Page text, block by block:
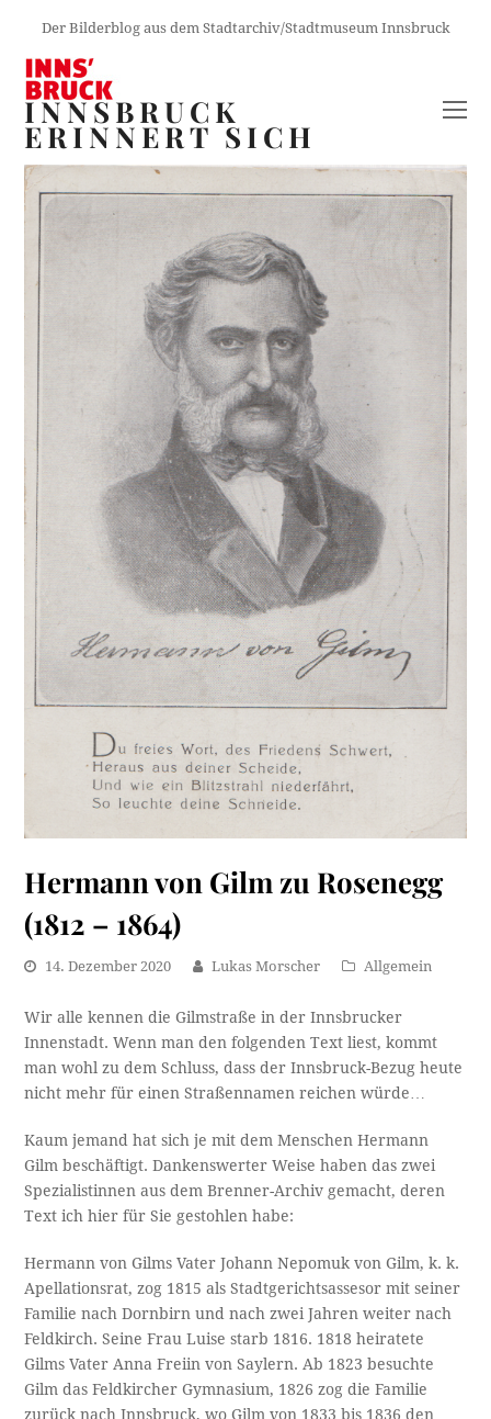
Der Bilderblog aus dem Stadtarchiv/Stadtmuseum Innsbruck
INNSBRUCK
ERINNERT SICH
Hermann von Gilm zu Rosenegg
(1812 – 1864)
14. Dezember 2020 Lukas Morscher Allgemein
Wir alle kennen die Gilmstraße in der Innsbrucker
Innenstadt. Wenn man den folgenden Text liest, kommt
man wohl zu dem Schluss, dass der Innsbruck-Bezug heute
nicht mehr für einen Straßennamen reichen würde…
Kaum jemand hat sich je mit dem Menschen Hermann
Gilm beschäftigt. Dankenswerter Weise haben das zwei
Spezialistinnen aus dem Brenner-Archiv gemacht, deren
Text ich hier für Sie gestohlen habe:
Hermann von Gilms Vater Johann Nepomuk von Gilm, k. k.
Apellationsrat, zog 1815 als Stadtgerichtsassesor mit seiner
Familie nach Dornbirn und nach zwei Jahren weiter nach
Feldkirch. Seine Frau Luise starb 1816. 1818 heiratete
Gilms Vater Anna Freiin von Saylern. Ab 1823 besuchte
Gilm das Feldkircher Gymnasium, 1826 zog die Familie
zurück nach Innsbruck, wo Gilm von 1833 bis 1836 den